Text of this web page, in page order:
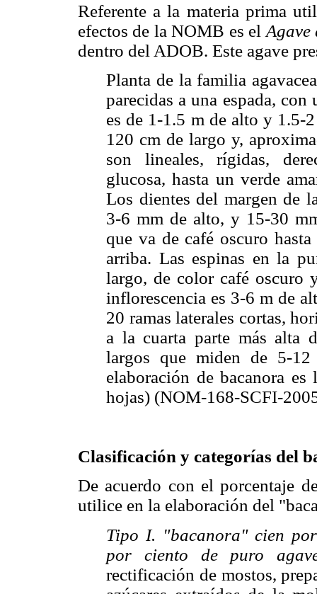
Referente a la materia prima
efectos de la NOMB es el
dentro del ADOB. Este agave
Planta de la familia
parecidas a una espada,
es de 1-1.5 m de alto y 1.5-
120 cm de largo y,
son lineales, rígidas,
glucosa, hasta un verde
Los dientes del margen de
3-6 mm de alto, y 15-30
que va de café oscuro
arriba. Las espinas en la
largo, de color café oscuro
inflorescencia es 3-6 m de
20 ramas laterales cortas,
a la cuarta parte más alta
largos que miden de 5-
elaboración de bacanora
hojas) (NOM-168-SCFI-
Clasificación y categorías del
De acuerdo con el porcentaje
utilice en la elaboración del
Tipo I. "bacanora" cien
por ciento de puro
rectificación de mostos,